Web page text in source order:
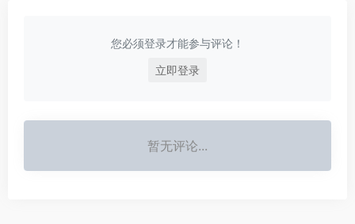
您必须登录才能参与评论！
立即登录
暂无评论...